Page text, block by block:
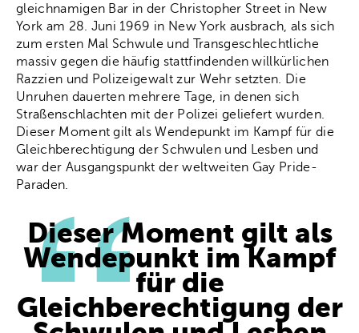
gleichnamigen Bar in der Christopher Street in New
York am 28. Juni 1969 in New York ausbrach, als sich
zum ersten Mal Schwule und Transgeschlechtliche
massiv gegen die häufig stattfindenden willkürlichen
Razzien und Polizeigewalt zur Wehr setzten. Die
Unruhen dauerten mehrere Tage, in denen sich
Straßenschlachten mit der Polizei geliefert wurden.
Dieser Moment gilt als Wendepunkt im Kampf für die
Gleichberechtigung der Schwulen und Lesben und
war der Ausgangspunkt der weltweiten Gay Pride-
Paraden.
Dieser Moment gilt als
Wendepunkt im Kampf
für die
Gleichberechtigung der